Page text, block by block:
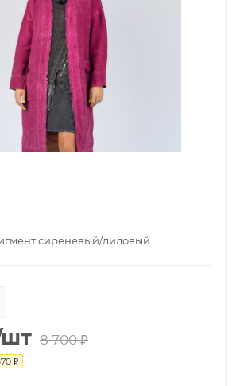
сиреневый/лиловый
8 700 ₽
₽